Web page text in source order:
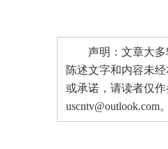
声明：文章大多转
陈述文字和内容未
或承诺，请读者仅
uscntv@outlook.com。